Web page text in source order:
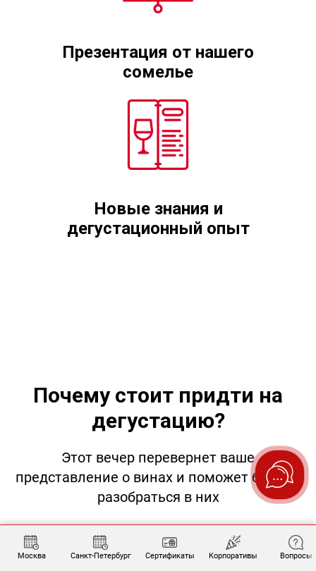
Москва Санкт-Петербург Сертификаты Корпоративы Вопросы
Презентация от нашего
сомелье
Новые знания и
дегустационный опыт
Почему стоит придти на
дегустацию?
Этот вечер перевернет ваше
представление о винах и поможет быстро
разобраться в них
Много опыта